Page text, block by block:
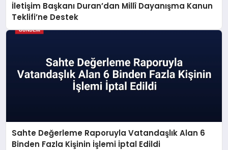
İletişim Başkanı Duran’dan Millî Dayanışma Kanun
Teklifi’ne Destek
Sahte Değerleme Raporuyla Vatandaşlık Alan 6
Binden Fazla Kişinin İşlemi İptal Edildi